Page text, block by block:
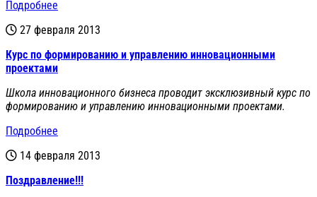
Подробнее
27 февраля 2013
Курс по формированию и управлению инновационными
проектами
Школа инновационного бизнеса проводит эксклюзивный курс по
формированию и управлению инновационными проектами.
Подробнее
14 февраля 2013
Поздравление!!!